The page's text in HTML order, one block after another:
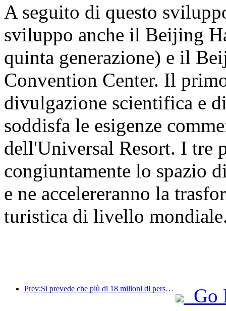
A seguito di questo
sviluppo anche il Beijing
quinta generazione) e il
Convention Center. Il
divulgazione scientifica e
soddisfa le esigenze
dell'Universal Resort. I tre
congiuntamente lo spazio
e ne accelereranno la
turistica di livello
Prev:Si prevede che più di 18 milioni di persone entreranno e usciranno dal Paese durante i 9 giorni di festività della Festa di Primavera.
Go